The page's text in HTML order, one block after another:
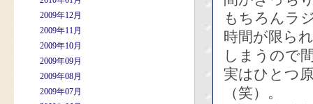
2009年12月
2009年11月
2009年10月
2009年09月
2009年08月
2009年07月
もちろんラ
時間が限ら
しまうので
実はひとつ
（笑）。